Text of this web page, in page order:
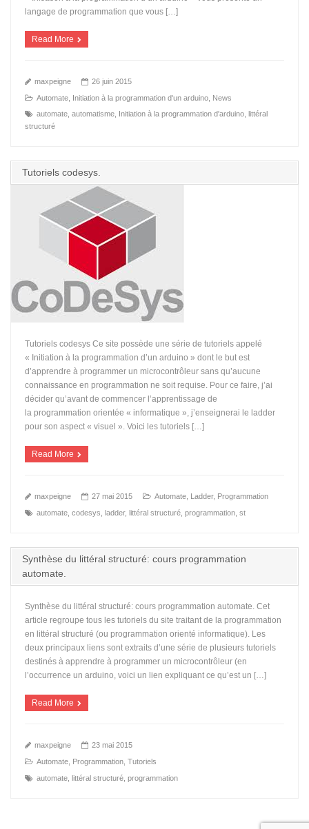
langage de programmation que vous […]
Read More
maxpeigne
26 juin 2015
Automate Initiation à la programmation d'un arduino News
automate ,automatisme Initiation à la programmation d'arduino ,littéral
structuré
Tutoriels codesys.
Tutoriels codesys Ce site possède une série de tutoriels appelé
« Initiation à la programmation d’un arduino » dont le but est
d’apprendre à programmer un microcontrôleur sans qu’aucune
connaissance en programmation ne soit requise. Pour ce faire, j’ai
décider qu’avant de commencer l’apprentissage de
la programmation orientée « informatique », j’enseignerai le ladder
pour son aspect « visuel ». Voici les tutoriels […]
Read More
maxpeigne 27 mai 2015 Automate Ladder, Programmation
automate ,codesys ,ladder,littéral structuré ,programmation ,st
Synthèse du littéral structuré: cours programmation
automate.
Synthèse du littéral structuré: cours programmation automate. Cet
article regroupe tous les tutoriels du site traitant de la programmation
en littéral structuré (ou programmation orienté informatique). Les
deux principaux liens sont extraits d’une série de plusieurs tutoriels
destinés à apprendre à programmer un microcontrôleur (en
l’occurrence un arduino, voici un lien expliquant ce qu’est un […]
Read More
maxpeigne
23 mai 2015
Automate Programmation ,Tutoriels
automate ,littéral structuré ,programmation